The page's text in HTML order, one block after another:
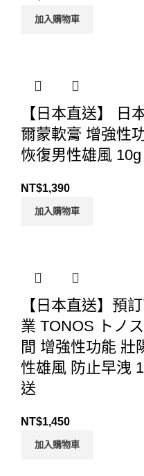
加入購物車
【日本直送】 日
爾蒙軟膏 增強性
恢復男性雄風
NT$1,390
加入購物車
【日本直送】預
業 TONOS トノ
間 增強性功能 壯
性雄風 防止早洩
送
NT$1,450
加入購物車